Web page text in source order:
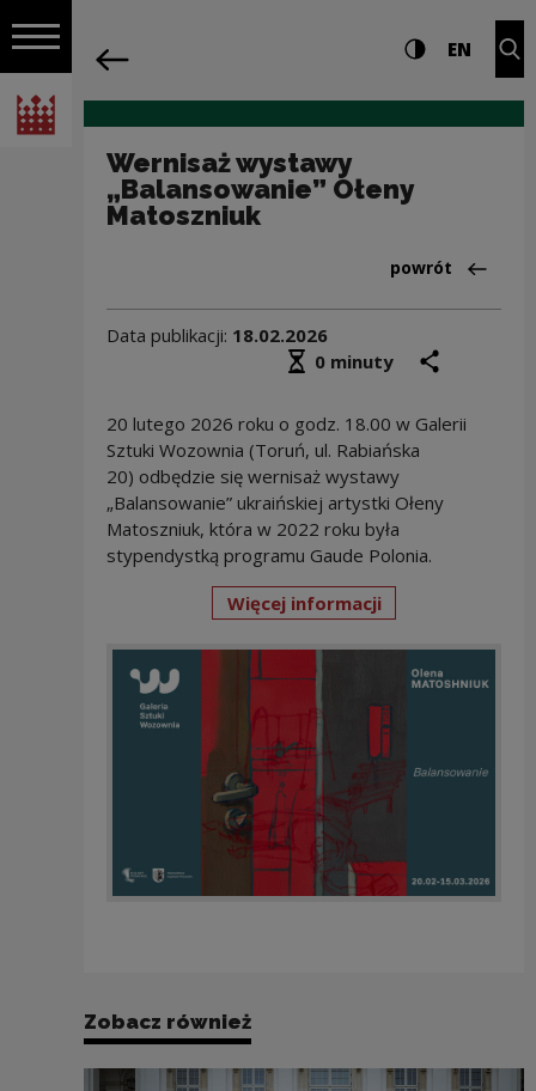
Włącz nawigację
Narodowe Centrum Kultury
Nawigacja Ustawienia i Wysoki
EN
Wernisaż wystawy
„Balansowanie” Ołeny
Matoszniuk
Powrót
powrót
Data publikacji: 18.02.2026
Średni czas czytania
0 minuty
20 lutego 2026 roku o godz. 18.00 w Galerii
Sztuki Wozownia (Toruń, ul. Rabiańska
20) odbędzie się wernisaż wystawy
„Balansowanie” ukraińskiej artystki Ołeny
Matoszniuk, która w 2022 roku była
stypendystką programu Gaude Polonia.
Więcej informacji
Zobacz również